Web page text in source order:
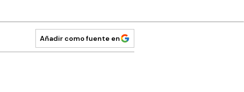
Añadir como fuente en